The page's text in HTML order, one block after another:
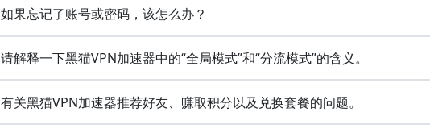
如果忘记了账号或密码，该怎么办？
请解释一下黑猫VPN加速器中的“全局模式”和“分流模式”的含义。
有关黑猫VPN加速器推荐好友、赚取积分以及兑换套餐的问题。